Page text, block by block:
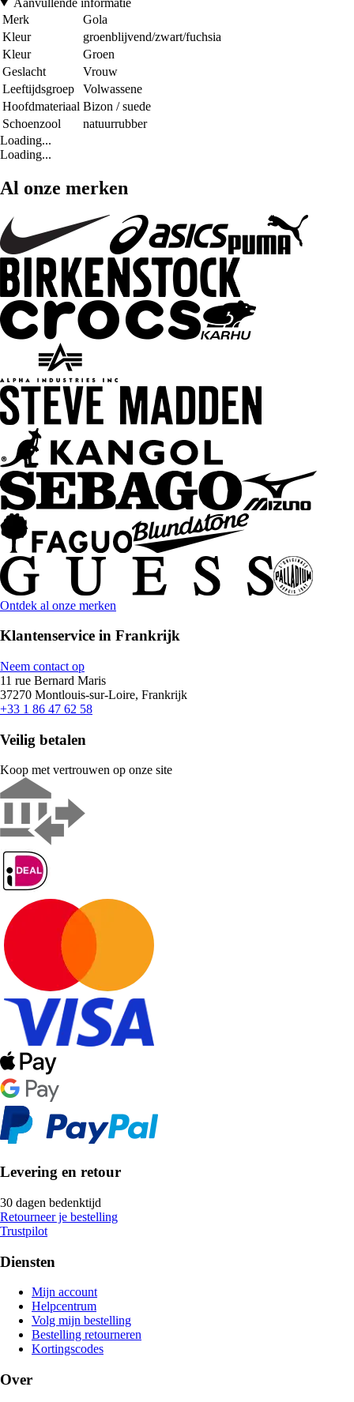
Merk
Gola
Kleur
groenblijvend/zwart/fuchsia
Kleur
Groen
Geslacht
Vrouw
Leeftijdsgroep
Volwassene
Hoofdmateriaal Bizon / suede
Schoenzool
natuurrubber
Loading...
Loading...
Al onze merken
Ontdek al onze merken
Klantenservice in Frankrijk
Neem contact op
11 rue Bernard Maris
37270 Montlouis-sur-Loire, Frankrijk
+33 1 86 47 62 58
Veilig betalen
Koop met vertrouwen op onze site
Levering en retour
30 dagen bedenktijd
Retourneer je bestelling
Trustpilot
Diensten
Mijn account
Helpcentrum
Volg mijn bestelling
Bestelling retourneren
Kortingscodes
Over